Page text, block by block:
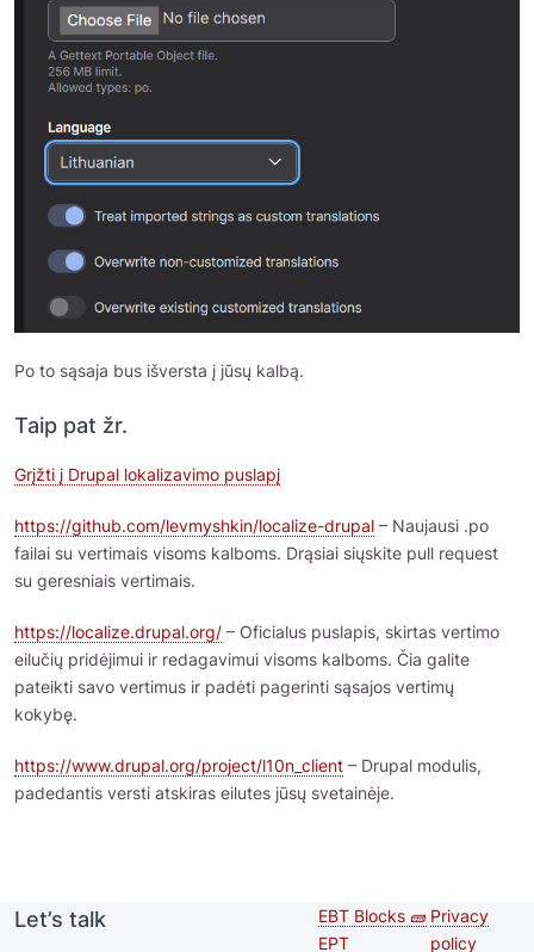
Po to sąsaja bus išversta į jūsų kalbą.
Taip pat žr.
Grįžti į Drupal lokalizavimo puslapį
https://github.com/levmyshkin/localize-drupal – Naujausi .po
failai su vertimais visoms kalboms. Drąsiai siųskite pull request
su geresniais vertimais.
https://localize.drupal.org/ – Oficialus puslapis, skirtas vertimo
eilučių pridėjimui ir redagavimui visoms kalboms. Čia galite
pateikti savo vertimus ir padėti pagerinti sąsajos vertimų
kokybę.
https://www.drupal.org/project/l10n_client – Drupal modulis,
padedantis versti atskiras eilutes jūsų svetainėje.
Let’s talk
Second
EBT Blocks 🧱
EPT
Footer
Privacy
policy